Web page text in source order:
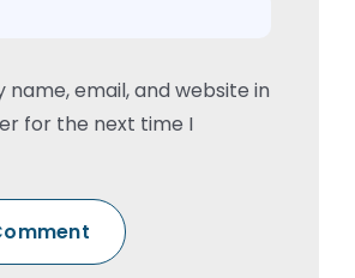
name, email, and website in
for the next time I